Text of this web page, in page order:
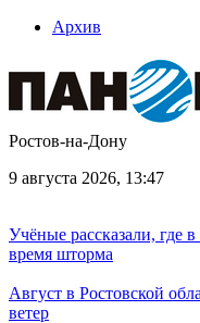
Архив
Ростов-на-Дону
9 августа 2026, 13:47
Учёные рассказали, где
время шторма
Август в Ростовской
ветер